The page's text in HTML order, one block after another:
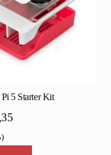
5 Starter Kit